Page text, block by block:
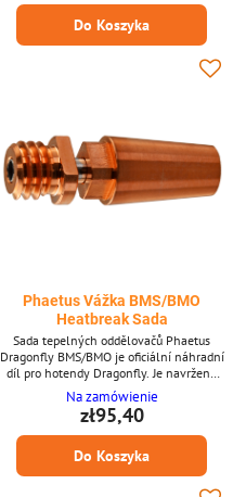
s Creality CP-01 Udržuje spolehlivou
tepelnou bariéru v hotendu Pomáhá
snižovat heat creep a ucpávání filamentu
Do Koszyka
Phaetus Vážka BMS/BMO
Heatbreak Sada
Sada tepelných oddělovačů Phaetus
Dragonfly BMS/BMO je oficiální náhradní
díl pro hotendy Dragonfly. Je navržena
tak, aby zlepšila tepelnou izolaci mezi
chladičem a topným blokem, čímž
pomáhá snižovat ucpávání a zlepšovat
průtok filamentu. Je kompatibilní s
verzemi BMS (styl Creality) i BMO (styl
V6). Klíčové vlastnosti * Oficiální sada
tepelných oddělovačů pro hotendy
Na zamówienie
zł95,40
Do Koszyka